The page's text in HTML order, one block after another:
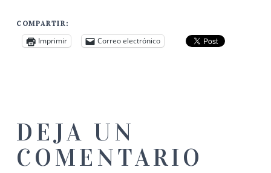
COMPARTIR:
Imprimir Correo electrónico
DEJA UN
COMENTARIO